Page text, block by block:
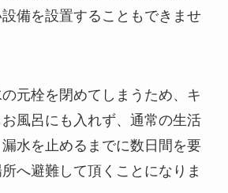
備を設置することもできませ
元栓を閉めてしまうため、キ
風呂にも入れず、通常の生活
水を止めるまでに数日間を要
へ避難して頂くことになりま